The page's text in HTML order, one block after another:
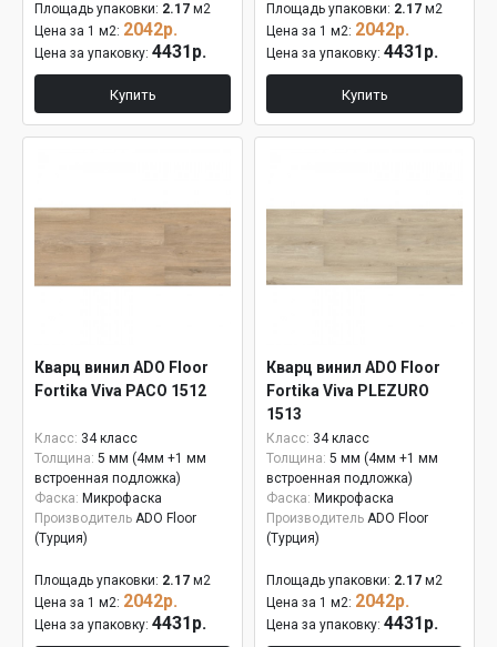
Площадь упаковки: 2.17 м2
Цена за 1 м2: 2042р.
Цена за упаковку: 4431р.
Купить
Площадь упаковки: 2.17 м2
Цена за 1 м2: 2042р.
Цена за упаковку: 4431р.
Купить
Кварц винил ADO Floor
Fortika Viva PACO 1512
Класс: 34 класс
Толщина: 5 мм (4мм +1 мм
встроенная подложка)
Фаска: Микрофаска
Производитель ADO Floor
(Турция)
Площадь упаковки: 2.17 м2
Цена за 1 м2: 2042р.
Цена за упаковку: 4431р.
Кварц винил ADO Floor
Fortika Viva PLEZURO
1513
Класс: 34 класс
Толщина: 5 мм (4мм +1 мм
встроенная подложка)
Фаска: Микрофаска
Производитель ADO Floor
(Турция)
Площадь упаковки: 2.17 м2
Цена за 1 м2: 2042р.
Цена за упаковку: 4431р.